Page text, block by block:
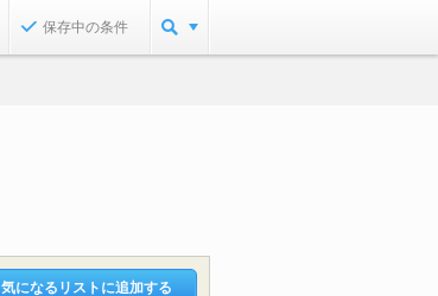
保存中の条件
気になるリストに追加する